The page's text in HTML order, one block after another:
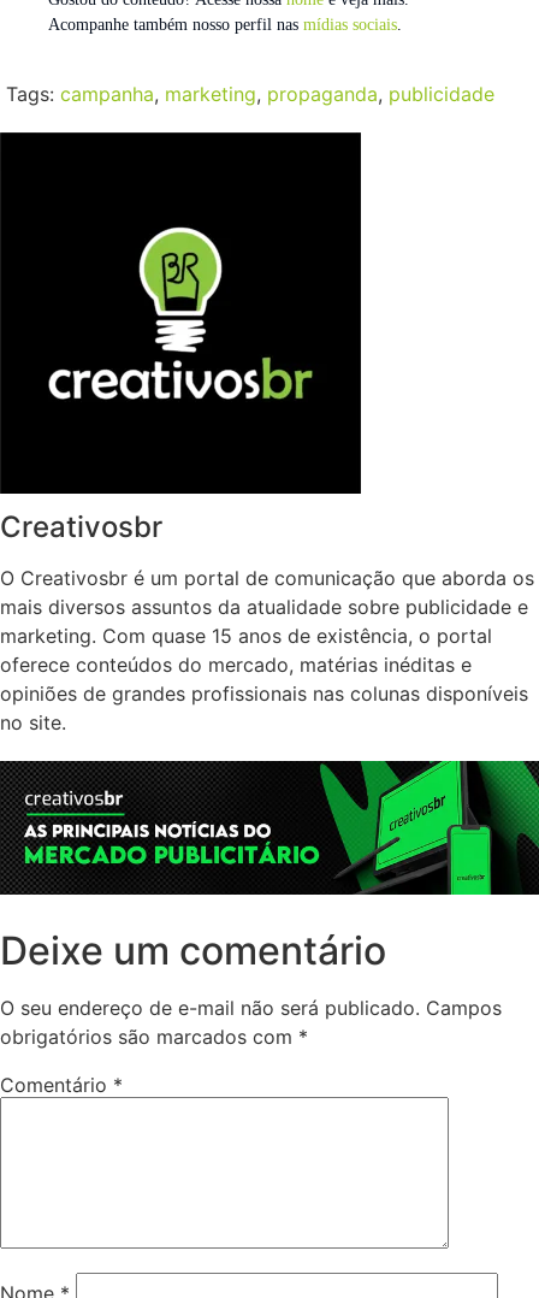
Acompanhe também nosso perfil nas mídias sociais.
Tags: campanha, marketing, propaganda, publicidade
Creativosbr
O Creativosbr é um portal de comunicação que aborda os
mais diversos assuntos da atualidade sobre publicidade e
marketing. Com quase 15 anos de existência, o portal
oferece conteúdos do mercado, matérias inéditas e
opiniões de grandes profissionais nas colunas disponíveis
no site.
Deixe um comentário
O seu endereço de e-mail não será publicado. Campos
obrigatórios são marcados com *
Comentário *